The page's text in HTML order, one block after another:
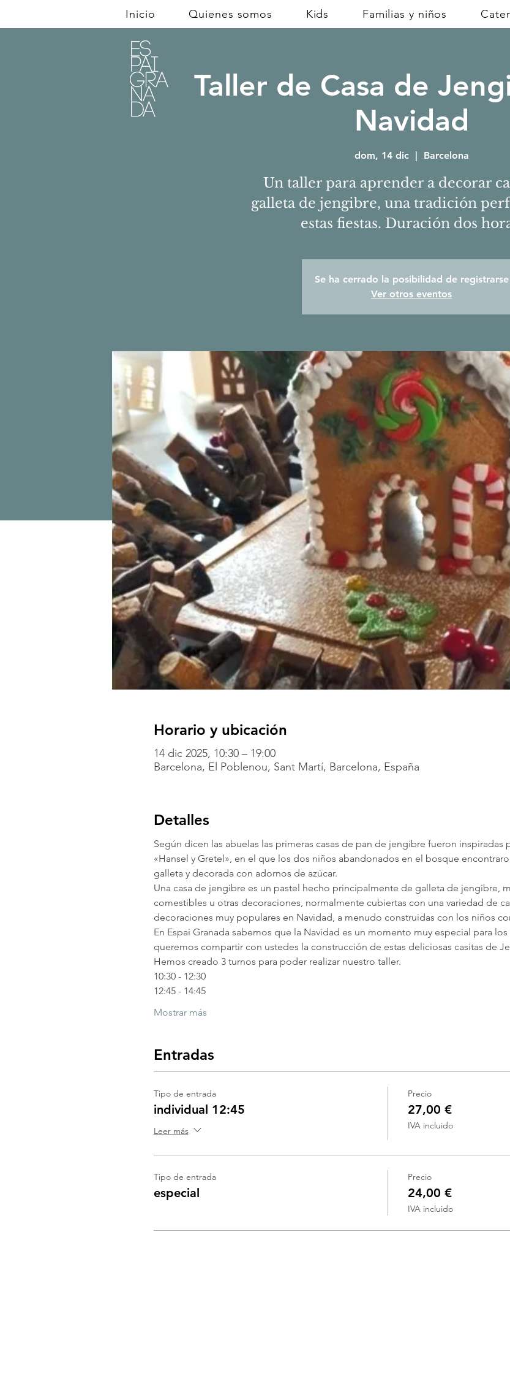
Inicio Quienes somos Kids Familias y niños
Taller de Casa de
Navidad
dom, 14 dic
  |
Barcelona
Un taller para aprender a decorar
galleta de jengibre, una tradición
estas fiestas. Duración dos
Se ha cerrado la posibilidad de registrarse
Ver otros eventos
Horario y ubicación
14 dic 2025, 10:30 – 19:00
Barcelona, El Poblenou, Sant Martí, Barcelona, España
Detalles
Según dicen las abuelas las primeras casas de pan de jengibre fueron
«Hansel y Gretel», en el que los dos niños abandonados en el bosque
galleta y decorada con adornos de azúcar.
Una casa de jengibre es un pastel hecho principalmente de galleta de jengibre,
comestibles u otras decoraciones, normalmente cubiertas con una variedad de
decoraciones muy populares en Navidad, a menudo construidas con los niños
En Espai Granada sabemos que la Navidad es un momento muy especial para
queremos compartir con ustedes la construcción de estas deliciosas casitas de
Hemos creado 3 turnos para poder realizar nuestro taller.
10:30 - 12:30
12:45 - 14:45
Mostrar más
Entradas
Tipo de entrada
individual 12:45
Leer más
Precio
27,00 €
IVA incluido
Tipo de entrada
especial
Precio
24,00 €
IVA incluido